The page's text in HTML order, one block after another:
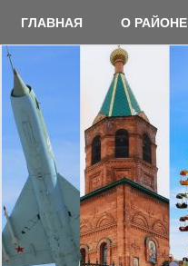
содержимому
ГЛАВНАЯ О РАЙОНЕ